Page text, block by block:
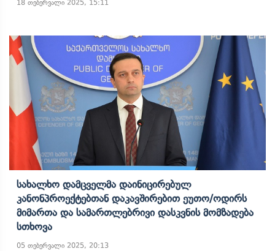
18 თებერვალი 2025, 15:11
Სახალხო Დამცველმა Დაინიცირებულ
Კანონპროექტებთან Დაკავშირებით Ეუთო/ოდირს
Მიმართა Და Სამართლებრივი Დასკვნის Მომზადება
Სთხოვა
05 თებერვალი 2025, 20:13